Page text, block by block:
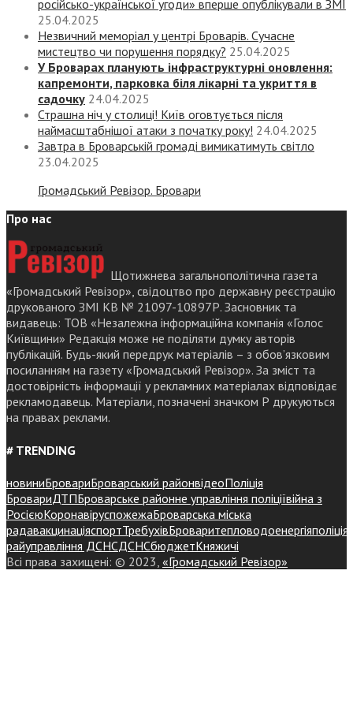
російсько-української угоди» вперше опублікували в ЗМІ
25.04.2025
Незвичний меморіал у центрі Броварів. Сучасне
мистецтво чи порушення порядку? 25.04.2025
У Броварах планують інфраструктурні оновлення:
капремонти, парковка біля лікарні та укриття в
садочку 24.04.2025
Страшна ніч у столиці! Київ оговтується після
наймасштабнішої атаки з початку року! 24.04.2025
Завтра в Броварській громаді вимикатимуть світло
23.04.2025
Громадський Ревізор. Бровари
Про нас
Щотижнева загальнополітична газета
«Громадський Ревізор», свідоцтво про державну реєстрацію
друкованого ЗМІ КВ № 21097-10897Р. Засновник та
видавець: ТОВ «Незалежна інформаційна компанія «Голос
Київщини» Редакція може не поділяти думку авторів
публікацій. Будь-який передрук матеріалів – з обов’язковим
посиланням на газету «Громадський Ревізор». За зміст та
достовірність інформації у рекламних матеріалах відповідає
рекламодавець. Матеріали, позначені значком Р друкуються
на правах реклами.
# TRENDING
новиниБровариБроварський районвідеоПоліція
БровариДТПБроварське районне управління поліціївійна з
РосієюКоронавіруспожежаБроварська міська
радавакцинаціяспортТребухівБроваритепловодоенергіяполіція
райуправління ДСНСДСНСбюджетКняжичі
Всі права захищені: © 2023, «Громадський Ревізор»